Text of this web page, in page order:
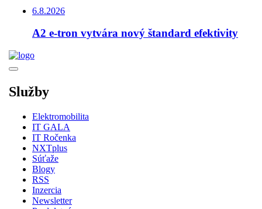
6.8.2026
A2 e-tron vytvára nový štandard efektivity
Služby
Elektromobilita
IT GALA
IT Ročenka
NXTplus
Súťaže
Blogy
RSS
Inzercia
Newsletter